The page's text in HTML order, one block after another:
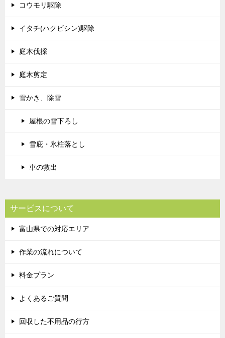
コウモリ駆除
イタチ(ハクビシン)駆除
庭木伐採
庭木剪定
雪かき、除雪
屋根の雪下ろし
雪庇・氷柱落とし
車の救出
サービスについて
富山県での対応エリア
作業の流れについて
料金プラン
よくあるご質問
回収した不用品の行方